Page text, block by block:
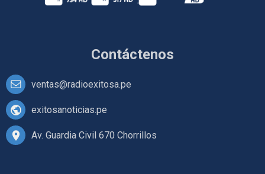
Contáctenos
ventas@radioexitosa.pe
exitosanoticias.pe
Av. Guardia Civil 670 Chorrillos